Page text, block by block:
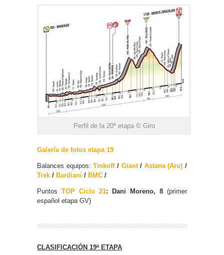
Perfil de la 20ª etapa © Giro
Galería de fotos etapa 19
Balances equipos:Tinkoff/ Giant/ Astana (Aru) /
Trek / Bardiani / BMC /
Puntos TOP Ciclo 21: Dani Moreno, 8 (primer
español etapa GV)
CLASIFICACIÓN 19ª ETAPA